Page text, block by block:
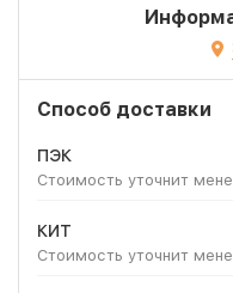
Способ доставки
ПЭК
Стоимость уточнит
КИТ
Стоимость уточнит